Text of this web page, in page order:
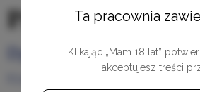
Ta pracownia
Klikając „Mam 18 lat”
akceptujesz treści
Paweł Kamiński
Dyplom Szkoły
Krakowskie Szkoły Artystyczne